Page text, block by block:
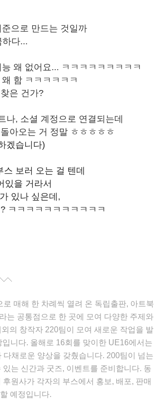
으로 만드는 것일까
하다...
왜 없어요... ㅋㅋㅋㅋㅋㅋㅋㅋㅋ
함 ㅋㅋㅋㅋㅋㅋ
은 건가?
나, 소셜 계정으로 연결되는데
아오는 거 정말 ㅎㅎㅎㅎㅎ
겠습니다)
보러 오는 걸 텐데
있을 거라서
있나 싶은데,
ㅋㅋㅋㅋㅋㅋㅋㅋㅋㅋㅋ
매해 한 차례씩 열려 온 독립출판, 아트북
는 공통점으로 한 곳에 모여 다양한 주제와
의 창작자 220팀이 모여 새로운 작업을 발
니다. 올해로 16회를 맞이한 UE16에서는
채로운 양상을 갖췄습니다. 200팀이 넘는
는 신간과 굿즈, 이벤트를 준비합니다. 동
원사가 각자의 부스에서 홍보, 배포, 판매
예정입니다.